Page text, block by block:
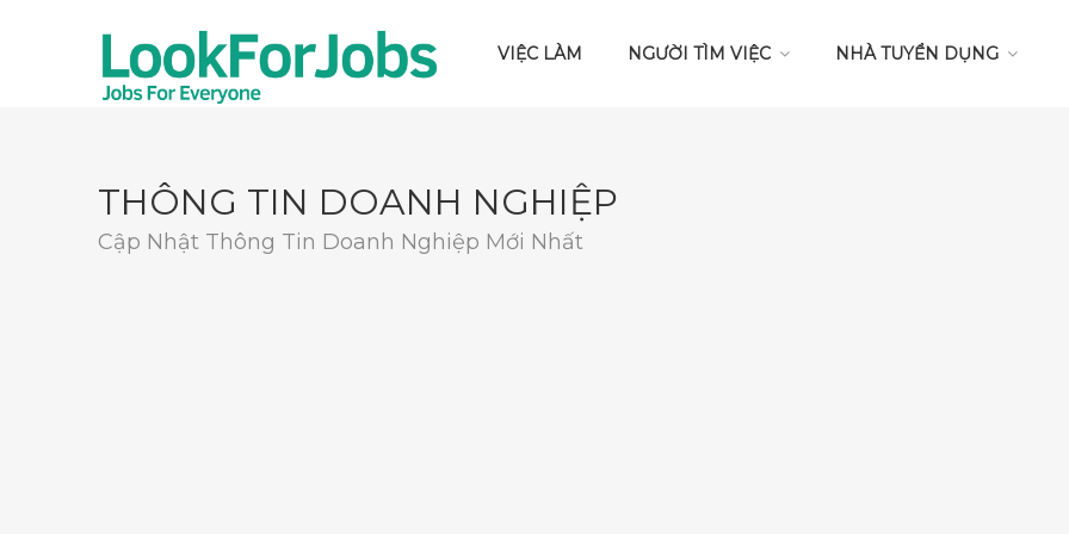
VIỆC LÀM NGƯỜI TÌM VIỆC NHÀ TUYỂN DỤNG
THÔNG TIN DOANH NGHIỆP
Cập Nhật Thông Tin Doanh Nghiệp Mới Nhất